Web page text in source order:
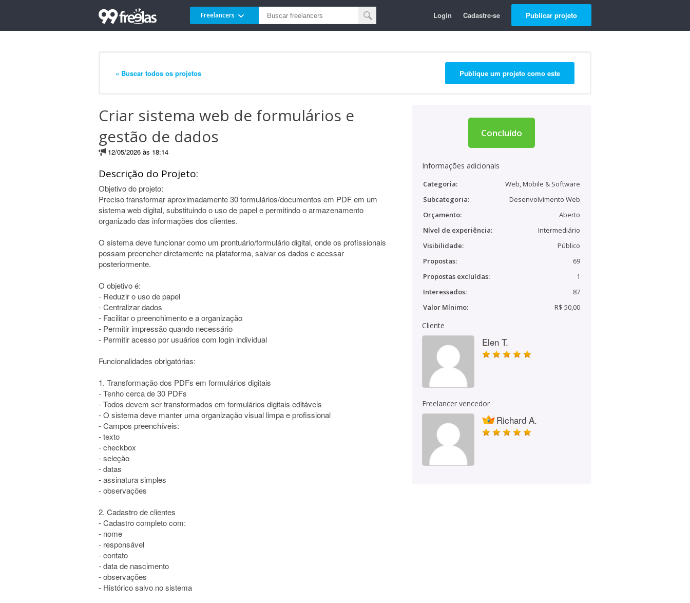
Freelancers Login Cadastre-se Publicar projeto
« Buscar todos os projetos Publique um projeto como este
Criar sistema web de formulários e
gestão de dados
12/05/2026 às 18:14
Descrição do Projeto:
Objetivo do projeto:
Preciso transformar aproximadamente 30 formulários/documentos em PDF em um
sistema web digital, substituindo o uso de papel e permitindo o armazenamento
organizado das informações dos clientes.
O sistema deve funcionar como um prontuário/formulário digital, onde os profissionais
possam preencher diretamente na plataforma, salvar os dados e acessar
posteriormente.
O objetivo é:
- Reduzir o uso de papel
- Centralizar dados
- Facilitar o preenchimento e a organização
- Permitir impressão quando necessário
- Permitir acesso por usuários com login individual
Funcionalidades obrigatórias:
1. Transformação dos PDFs em formulários digitais
- Tenho cerca de 30 PDFs
- Todos devem ser transformados em formulários digitais editáveis
- O sistema deve manter uma organização visual limpa e profissional
- Campos preenchíveis:
- texto
- checkbox
- seleção
- datas
- assinatura simples
- observações
2. Cadastro de clientes
- Cadastro completo com:
- nome
- responsável
- contato
- data de nascimento
- observações
- Histórico salvo no sistema
Concluído
Informações adicionais
Categoria:
Web, Mobile & Software
Subcategoria:
Desenvolvimento Web
Orçamento:
Aberto
Nível de experiência:
Intermediário
Visibilidade:
Público
Propostas:
69
Propostas excluídas:
1
Interessados:
87
Valor Mínimo:
R$ 50,00
Cliente
Elen T.
Freelancer vencedor
Richard A.